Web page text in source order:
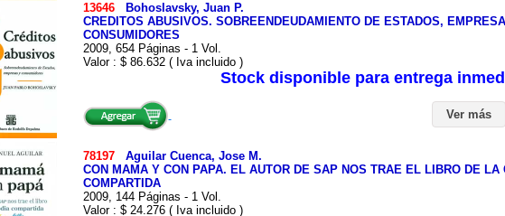
13646
Bohoslavsky, Juan P.
CREDITOS ABUSIVOS. SOBREENDEUDAMIENTO DE ESTADOS,
CONSUMIDORES
2009, 654 Páginas - 1 Vol.
Valor : $ 86.632 ( Iva incluido )
Stock disponible para entrega
Ver más
78197 Aguilar Cuenca, Jose M.
CON MAMA Y CON PAPA. EL AUTOR DE SAP NOS TRAE EL LIBRO DE LA
COMPARTIDA
2009, 144 Páginas - 1 Vol.
Valor : $ 24.276 ( Iva incluido )